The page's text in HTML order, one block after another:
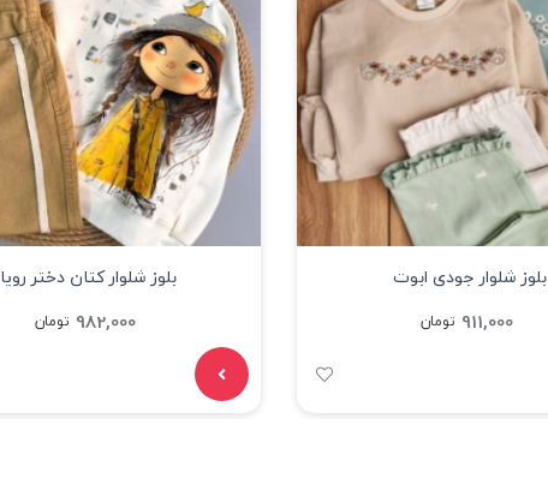
بلوز شلوار جودی ابوت
911,000 تومان
بلوز شلوار کتان دختر رویا
982,000 تومان